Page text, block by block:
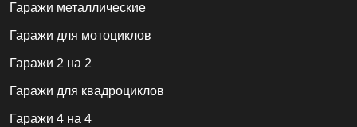
Гаражи металлические
Гаражи для мотоциклов
Гаражи 2 на 2
Гаражи для квадроциклов
Гаражи 4 на 4